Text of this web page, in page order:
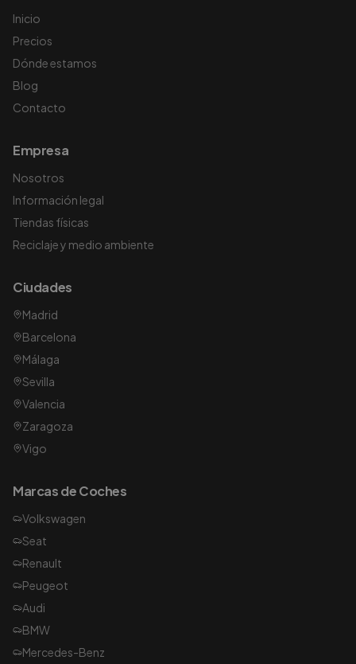
Inicio
Precios
Dónde estamos
Blog
Contacto
Empresa
Nosotros
Información legal
Tiendas físicas
Reciclaje y medio ambiente
Ciudades
Madrid
Barcelona
Málaga
Sevilla
Valencia
Zaragoza
Vigo
Marcas de Coches
Volkswagen
Seat
Renault
Peugeot
Audi
BMW
Mercedes-Benz